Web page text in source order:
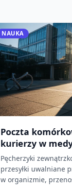
NAUKA
Poczta
kurierzy w
Pęcherzyki
przesyłki uwalniane
w organizmie,